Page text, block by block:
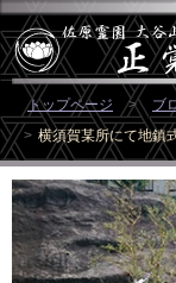
トップページ ブ
横須賀某所にて地鎮